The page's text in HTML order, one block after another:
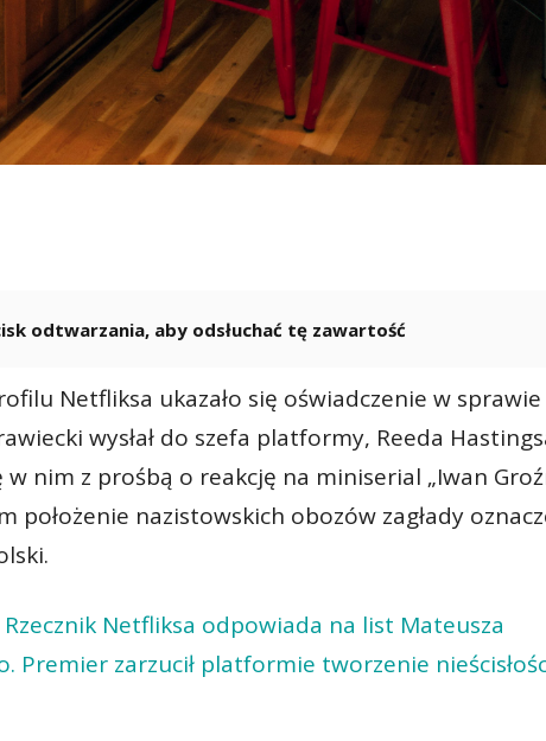
odtwarzania, aby odsłuchać tę zawartość
Netfliksa ukazało się oświadczenie w
wysłał do szefa platformy, Reeda
w nim z prośbą o reakcję na miniserial „Iwan
położenie nazistowskich obozów zagłady
Rzecznik Netfliksa odpowiada na list Mateusza
Premier zarzucił platformie tworzenie